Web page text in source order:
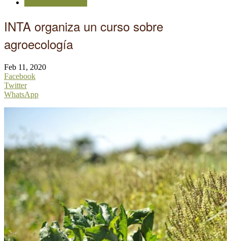
INTA organiza un curso sobre
agroecología
Feb 11, 2020
Facebook
Twitter
WhatsApp